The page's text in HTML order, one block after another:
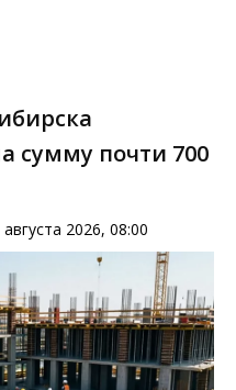
сумму почти 700
2026, 08:00